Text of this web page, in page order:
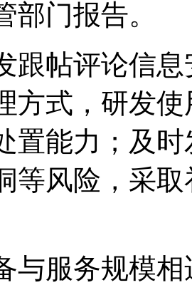
部门报告。
跟帖评论信
方式，研发
置能力；及
等风险，采
与服务规模